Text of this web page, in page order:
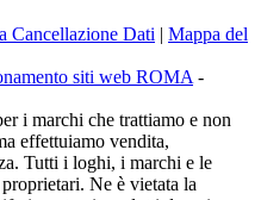
Cancellazione Dati | Mappa del
siti web ROMA -
i marchi che trattiamo e non
effettuiamo vendita,
Tutti i loghi, i marchi e le
Ne è vietata la